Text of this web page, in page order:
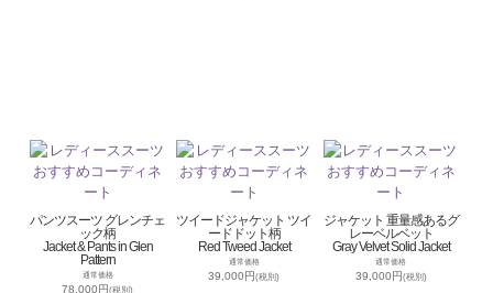
パンツスーツ グレンチェ
ック柄
Jacket & Pants in Glen
Pattern
通常価格
78,000円(税別)
ツイードジャケット ツイ
ードドット柄
Red Tweed Jacket
通常価格
39,000円(税別)
ジャケット 重量感あるグ
レーベルベット
Gray Velvet Solid Jacket
通常価格
39,000円(税別)